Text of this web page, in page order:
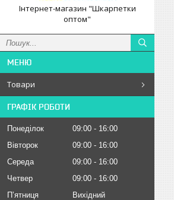
Інтернет-магазин "Шкарпетки
оптом"
Товари
ГРАФІК РОБОТИ
Понеділок 09:00
16:00
Вівторок
09:00
16:00
Середа
09:00
16:00
Четвер
09:00
16:00
Пʼятниця
Вихідний